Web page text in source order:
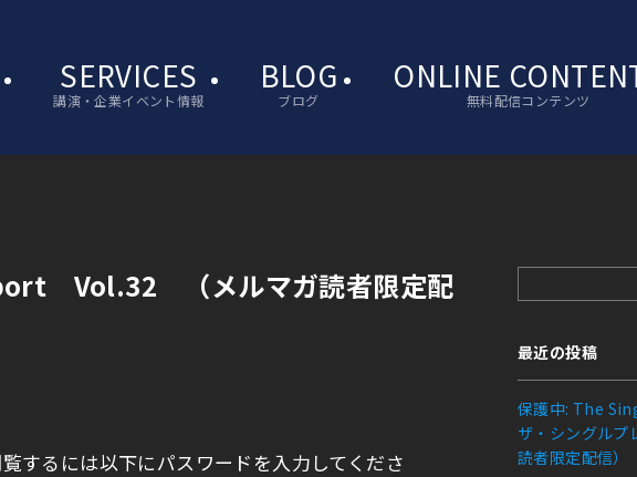
SERVICES
講演・企業イベント情報
BLOG
ブログ
ONLINE
無料配信コンテンツ
Vol.32 （メルマガ読者限定配
するには以下にパスワードを入力してくださ
最近の投稿
保護中: The
ザ・シングルプ
読者限定配信）